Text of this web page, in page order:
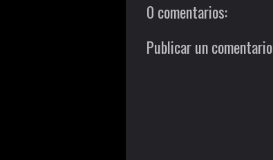
0 comentarios:
Publicar un comentario